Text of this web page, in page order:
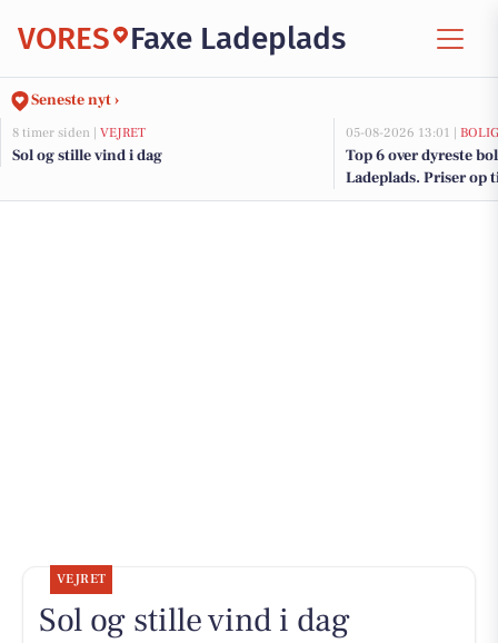
VORES Faxe Ladeplads
Seneste nyt ›
8 timer siden | VEJRET
Sol og stille vind i dag
05-08-2026 13:01 |
Top 6 over dyreste
Ladeplads. Priser op
VEJRET
Sol og stille vind i dag